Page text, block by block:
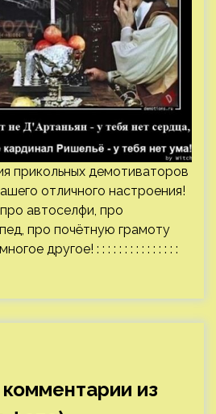
прикольных демотиваторов
отличного настроения!
автоселфи, про
про почётную грамоту
другое! : : : : : : : : : : : : : : :
из